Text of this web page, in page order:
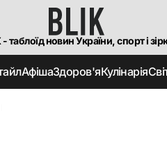
- таблоїд новин України, спорт і
АфішаЗдоров'яКулінарія